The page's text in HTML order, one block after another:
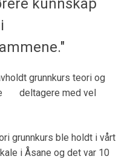
kunnskap
grunnkurs teori og
deltagere med vel
grunnkurs ble holdt i vårt
i Åsane og det var 10